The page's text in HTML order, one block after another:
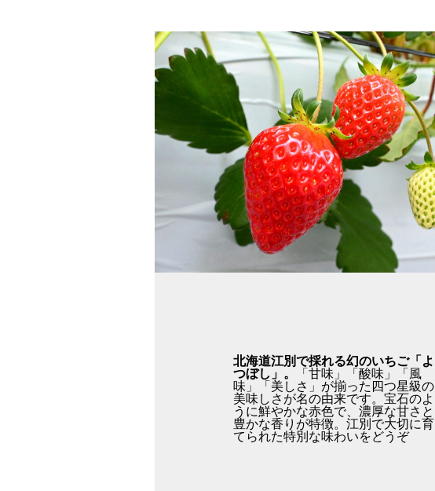
北海道江別で採れる幻のいちご「よ
つぼし」。
「甘味」「酸味」「風
味」「美しさ」が揃った四つ星級の
美味しさが名の由来です。 宝石のよ
うに鮮やかな赤色で、 濃厚な甘さと
豊かな香りが特徴。 江別で大切に育
てられた特別な味わいをどうぞ